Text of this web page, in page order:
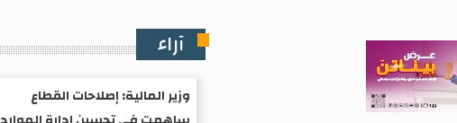
آراء
وزير المالية: إصلاحات القطاع